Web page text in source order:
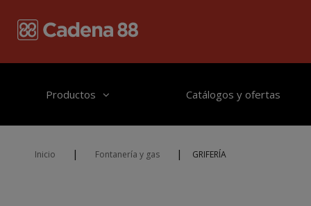
Productos Catálogos y ofertas
Inicio | Fontanería y gas | GRIFERÍA